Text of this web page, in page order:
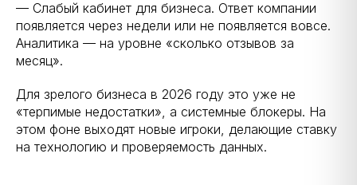
— Слабый кабинет для бизнеса. Ответ компании
появляется через недели или не появляется вовсе.
Аналитика — на уровне «сколько отзывов за
месяц».
Для зрелого бизнеса в 2026 году это уже не
«терпимые недостатки», а системные блокеры. На
этом фоне выходят новые игроки, делающие ставку
на технологию и проверяемость данных.